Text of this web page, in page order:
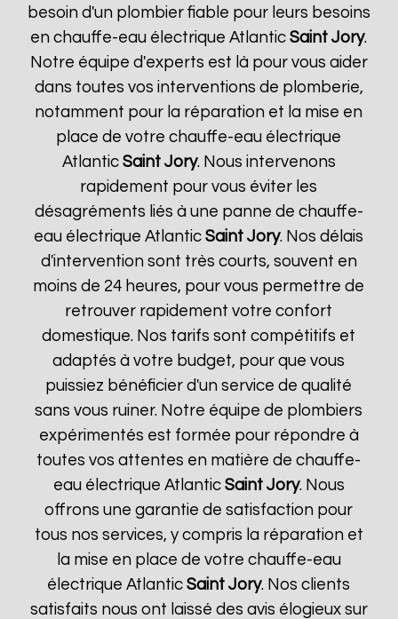
besoin d'un plombier fiable pour leurs besoins
en chauffe-eau électrique AtlanticSaint Jory.
Notre équipe d'experts est là pour vous aider
dans toutes vos interventions de plomberie,
notamment pour la réparation et la mise en
place de votre chauffe-eau électrique
Atlantic Saint Jory. Nous intervenons
rapidement pour vous éviter les
désagréments liés à une panne de chauffe-
eau électrique AtlanticSaint Jory. Nos délais
d'intervention sont très courts, souvent en
moins de 24 heures, pour vous permettre de
retrouver rapidement votre confort
domestique. Nos tarifs sont compétitifs et
adaptés à votre budget, pour que vous
puissiez bénéficier d'un service de qualité
sans vous ruiner. Notre équipe de plombiers
expérimentés est formée pour répondre à
toutes vos attentes en matière de chauffe-
eau électrique Atlantic Saint Jory. Nous
offrons une garantie de satisfaction pour
tous nos services, y compris la réparation et
la mise en place de votre chauffe-eau
électrique AtlanticSaint Jory. Nos clients
satisfaits nous ont laissé des avis élogieux sur